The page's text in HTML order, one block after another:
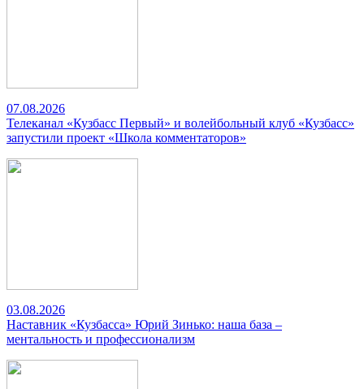
07.08.2026
Телеканал «Кузбасс Первый» и волейбольный клуб «Кузбасс»
запустили проект «Школа комментаторов»
03.08.2026
Наставник «Кузбасса» Юрий Зинько: наша база –
ментальность и профессионализм